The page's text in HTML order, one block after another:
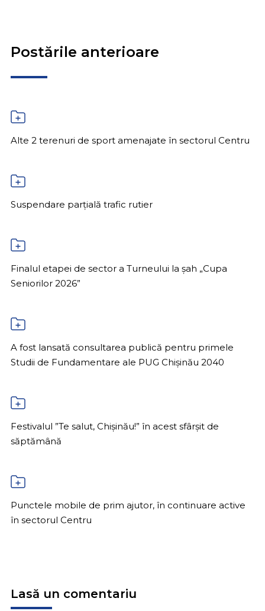
Postările anterioare
Alte 2 terenuri de sport amenajate în sectorul Centru
Suspendare parțială trafic rutier
Finalul etapei de sector a Turneului la șah „Cupa
Seniorilor 2026”
A fost lansată consultarea publică pentru primele
Studii de Fundamentare ale PUG Chișinău 2040
Festivalul ”Te salut, Chișinău!” în acest sfârșit de
săptămână
Punctele mobile de prim ajutor, în continuare active
în sectorul Centru
Lasă un comentariu